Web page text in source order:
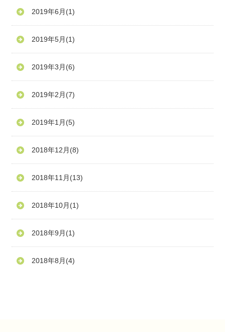
2019年6月 (1)
2019年5月 (1)
2019年3月 (6)
2019年2月 (7)
2019年1月 (5)
2018年12月 (8)
2018年11月 (13)
2018年10月 (1)
2018年9月 (1)
2018年8月 (4)